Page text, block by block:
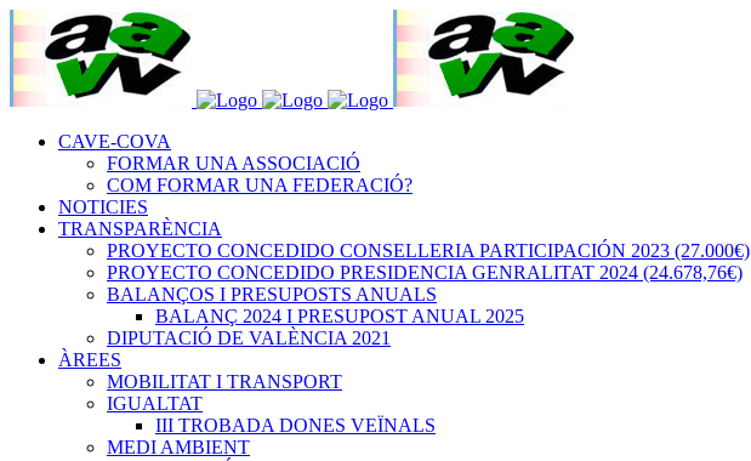
CAVE-COVA
FORMAR UNA ASSOCIACIÓ
COM FORMAR UNA FEDERACIÓ?
NOTICIES
TRANSPARÈNCIA
PROYECTO CONCEDIDO CONSELLERIA PARTICIPACIÓN 2023 (27.000€)
PROYECTO CONCEDIDO PRESIDENCIA GENRALITAT 2024 (24.678,76€)
BALANÇOS I PRESUPOSTS ANUALS
BALANÇ 2024 I PRESUPOST ANUAL 2025
DIPUTACIÓ DE VALÈNCIA 2021
ÀREES
MOBILITAT I TRANSPORT
IGUALTAT
III TROBADA DONES VEÏNALS
MEDI AMBIENT